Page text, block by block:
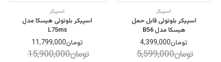
اسپیکر
اسپیکر بلوتوثی قابل حمل
هیسکا مدل B56
تومان4,399,000
تومان5,599,000
اسپیکر
اسپیکر بلوتوثی هیسکا مدل
L75ms
تومان11,799,000
تومان15,900,000